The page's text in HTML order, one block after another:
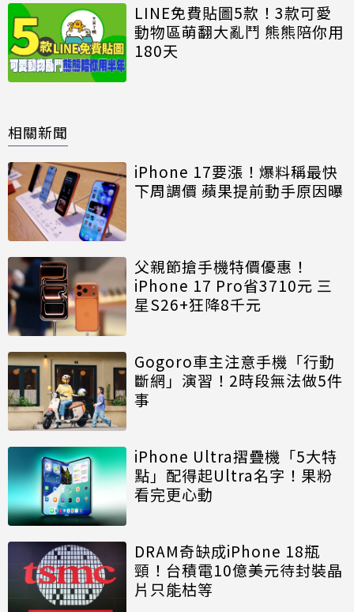
LINE免費貼圖5款！3款可愛
動物區萌翻大亂鬥 熊熊陪你用
180天
相關新聞
iPhone 17要漲！爆料稱最快
下周調價 蘋果提前動手原因曝
父親節搶手機特價優惠！
iPhone 17 Pro省3710元 三
星S26+狂降8千元
Gogoro車主注意手機「行動
斷網」演習！2時段無法做5件
事
iPhone Ultra摺疊機「5大特
點」配得起Ultra名字！果粉
看完更心動
DRAM奇缺成iPhone 18瓶
頸！台積電10億美元待封裝晶
片只能枯等